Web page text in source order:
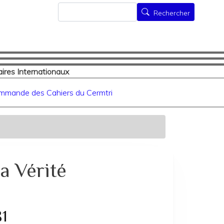
Internationaux
Rechercher
Rechercher
des Cahiers du Cermtri
Vérité